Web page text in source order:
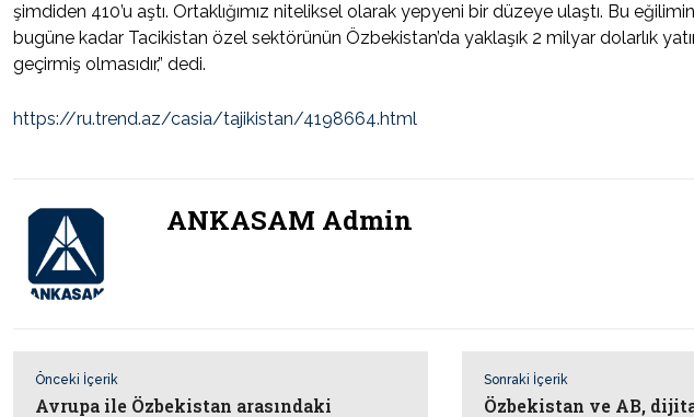
şimdiden 410’u aştı. Ortaklığımız niteliksel olarak yepyeni bir düzeye ulaştı. Bu eğilimin
bugüne kadar Tacikistan özel sektörünün Özbekistan’da yaklaşık 2 milyar dolarlık
geçirmiş olmasıdır,” dedi.
https://ru.trend.az/casia/tajikistan/4198664.html
ANKASAM Admin
Önceki İçerik
Avrupa ile Özbekistan arasındaki
Sonraki İçerik
Özbekistan ve AB,